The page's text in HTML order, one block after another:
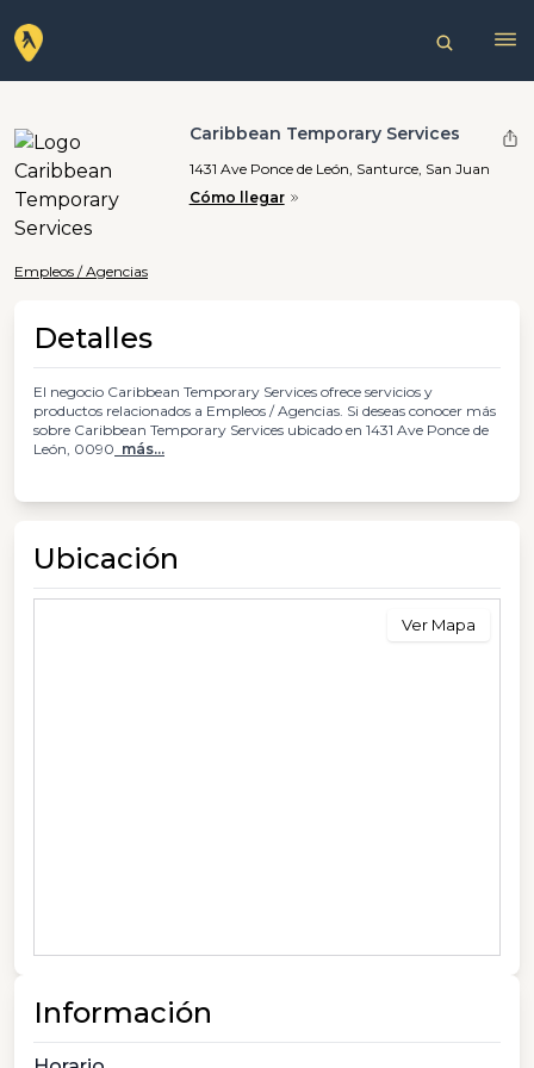
Caribbean Temporary Services
1431 Ave Ponce de León, Santurce, San Juan
Cómo llegar
Empleos / Agencias
Detalles
El negocio Caribbean Temporary Services ofrece servicios y
productos relacionados a Empleos / Agencias. Si deseas conocer más
sobre Caribbean Temporary Services ubicado en 1431 Ave Ponce de
León, 0090 más...
Ubicación
Ver Mapa
Información